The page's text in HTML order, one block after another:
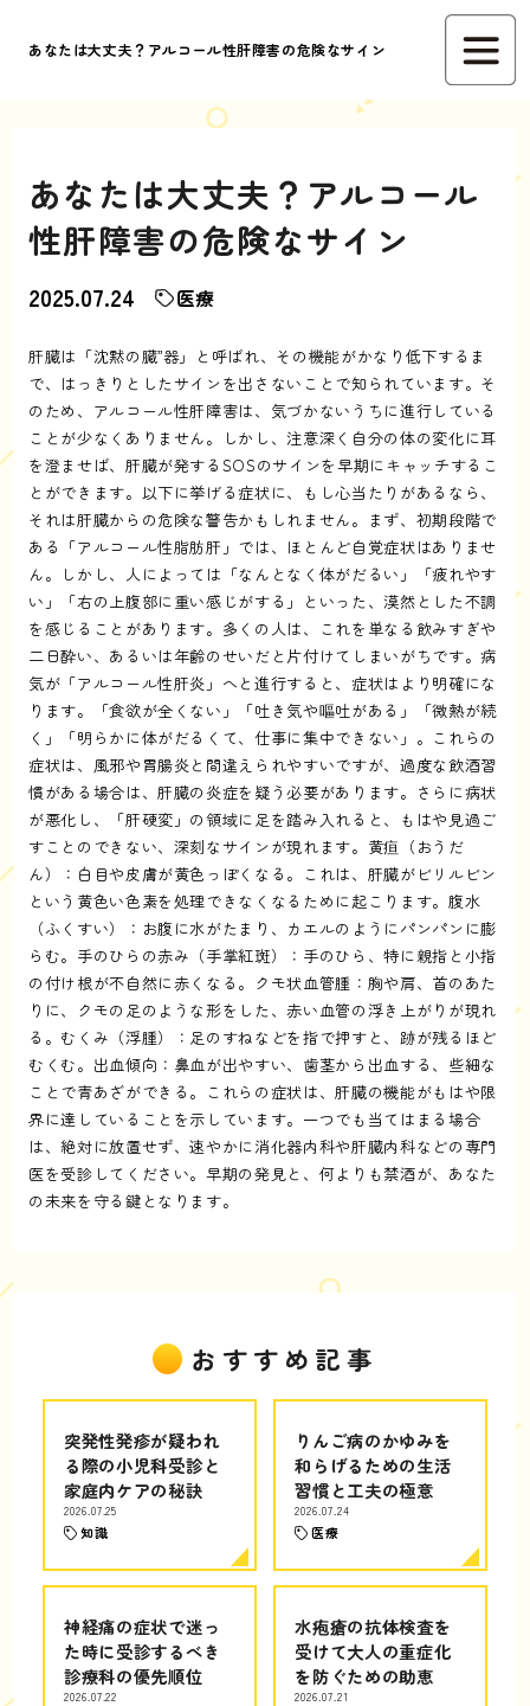
あなたは大丈夫？アルコール性肝障害の危険なサイン
あなたは大丈夫？アルコール
性肝障害の危険なサイン
2025.07.24 医療
肝臓は「沈黙の臓”器」と呼ばれ、その機能がかなり低下するま
で、はっきりとしたサインを出さないことで知られています。そ
のため、アルコール性肝障害は、気づかないうちに進行している
ことが少なくありません。しかし、注意深く自分の体の変化に耳
を澄ませば、肝臓が発するSOSのサインを早期にキャッチするこ
とができます。以下に挙げる症状に、もし心当たりがあるなら、
それは肝臓からの危険な警告かもしれません。まず、初期段階で
ある「アルコール性脂肪肝」では、ほとんど自覚症状はありませ
ん。しかし、人によっては「なんとなく体がだるい」「疲れやす
い」「右の上腹部に重い感じがする」といった、漠然とした不調
を感じることがあります。多くの人は、これを単なる飲みすぎや
二日酔い、あるいは年齢のせいだと片付けてしまいがちです。病
気が「アルコール性肝炎」へと進行すると、症状はより明確にな
ります。「食欲が全くない」「吐き気や嘔吐がある」「微熱が続
く」「明らかに体がだるくて、仕事に集中できない」。これらの
症状は、風邪や胃腸炎と間違えられやすいですが、過度な飲酒習
慣がある場合は、肝臓の炎症を疑う必要があります。さらに病状
が悪化し、「肝硬変」の領域に足を踏み入れると、もはや見過ご
すことのできない、深刻なサインが現れます。黄疸（おうだ
ん）：白目や皮膚が黄色っぽくなる。これは、肝臓がビリルビン
という黄色い色素を処理できなくなるために起こります。腹水
（ふくすい）：お腹に水がたまり、カエルのようにパンパンに膨
らむ。手のひらの赤み（手掌紅斑）：手のひら、特に親指と小指
の付け根が不自然に赤くなる。クモ状血管腫：胸や肩、首のあた
りに、クモの足のような形をした、赤い血管の浮き上がりが現れ
る。むくみ（浮腫）：足のすねなどを指で押すと、跡が残るほど
むくむ。出血傾向：鼻血が出やすい、歯茎から出血する、些細な
ことで青あざができる。これらの症状は、肝臓の機能がもはや限
界に達していることを示しています。一つでも当てはまる場合
は、絶対に放置せず、速やかに消化器内科や肝臓内科などの専門
医を受診してください。早期の発見と、何よりも禁酒が、あなた
の未来を守る鍵となります。
おすすめ記事
突発性発疹が疑われ
る際の小児科受診と
家庭内ケアの秘訣
2026.07.25
知識
りんご病のかゆみを
和らげるための生活
習慣と工夫の極意
2026.07.24
医療
神経痛の症状で迷っ
た時に受診するべき
診療科の優先順位
2026.07.22
水疱瘡の抗体検査を
受けて大人の重症化
を防ぐための助恵
2026.07.21